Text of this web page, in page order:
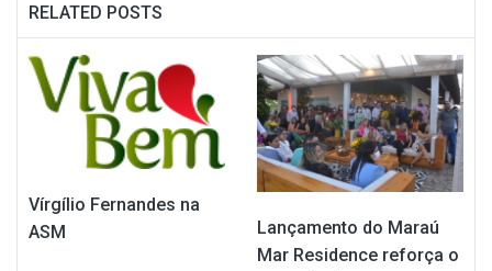
RELATED POSTS
Vírgílio Fernandes na
ASM
Lançamento do Maraú
Mar Residence reforça o